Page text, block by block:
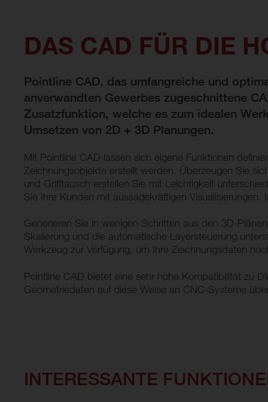
DAS CAD FÜR DIE
Pointline CAD, das umfangreiche und
anverwandten Gewerbes zugeschnittene
Zusatzfunktion, welche es zum idealen
Umsetzen von 2D + 3D Planungen.
Mit Pointline CAD lassen sich eigene Funktionen
Zeichnungsobjekte erstellt werden. Überzeugen Sie
und Grifftausch erstellen Sie mit Leichtigkeit
Sie Ihre Kunden mit aussagekräftigen
Generieren Sie in wenigen Schritten aus den 3D-
Skalierung und die automatische Layersteuerung
Werkzeug zur Verfügung, um Ihre Zeichnungsdaten
Pointline CAD bietet eine sehr hohe Kompatibilität zu
Geometriedaten auf diese Weise an CNC-Systeme
INTERESSANTE